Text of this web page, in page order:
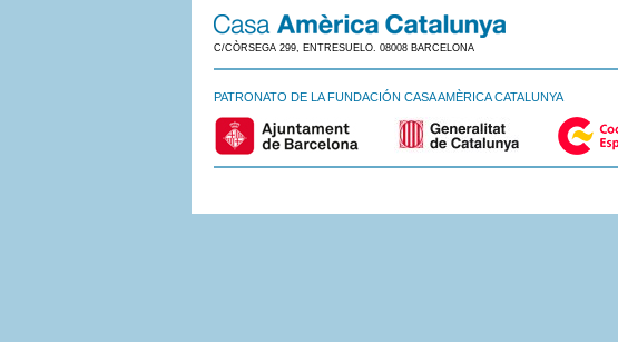
C/CÒRSEGA 299, ENTRESUELO. 08008 BARCELONA
PATRONATO DE LA FUNDACIÓN CASA AMÈRICA CATALUNYA